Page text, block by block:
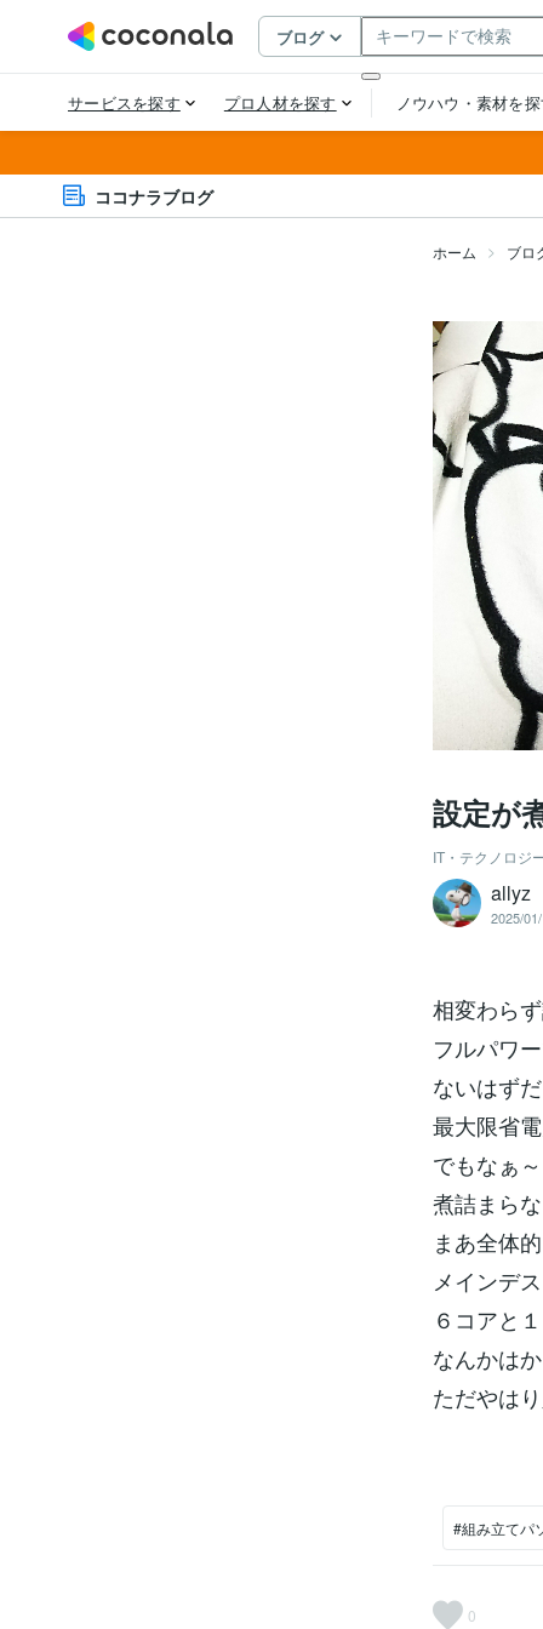
ココナラブログ
ホーム ブロ
設定が
IT・テクノロジ
allyz
2025/
相変わら
フルパワ
ないはず
最大限省
でもなぁ
煮詰まら
まあ全体
メインデ
６コアと
なんかは
ただやは
#組み立てパ
0